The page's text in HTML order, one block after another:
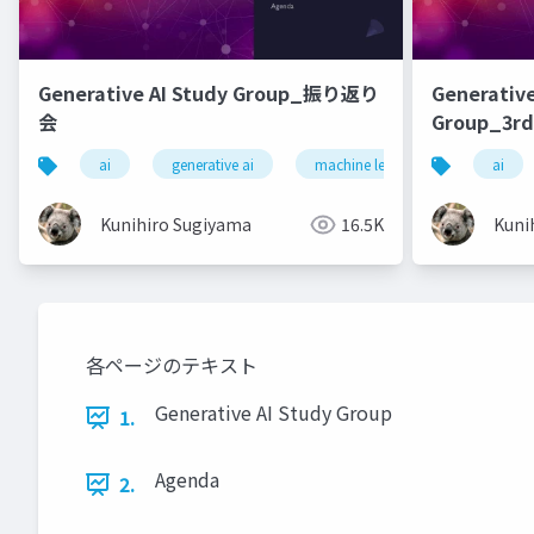
Generative AI Study Group_振り返り
会
ai generative ai machine learning deep
Kunihiro Sugiyama 16.5K
ai
各ページのテキスト
1.
Generative AI Study Group
2. Agenda